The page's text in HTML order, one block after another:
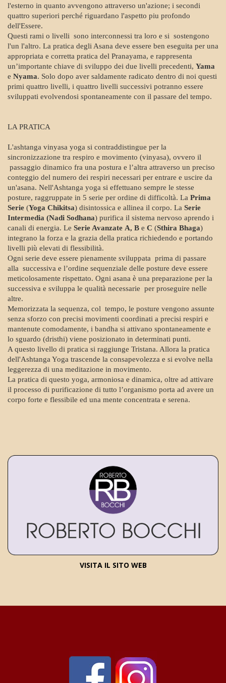
l'esterno in quanto avvengono attraverso un'azione; i secondi
quattro superiori perché riguardano l'aspetto piu profondo
dell'Essere.
Questi rami o livelli sono interconnessi tra loro e si sostengono
l'un l'altro. La pratica degli Asana deve essere ben eseguita per una
appropriata e corretta pratica del Pranayama, e rappresenta
un’importante chiave di sviluppo dei due livelli precedenti, Yama
e Nyama. Solo dopo aver saldamente radicato dentro di noi questi
primi quattro livelli, i quattro livelli successivi potranno essere
sviluppati evolvendosi spontaneamente con il passare del tempo.
LA PRATICA
L'ashtanga vinyasa yoga si contraddistingue per la
sincronizzazione tra respiro e movimento (vinyasa), ovvero il
passaggio dinamico fra una postura e l’altra attraverso un preciso
conteggio del numero dei respiri necessari per entrare e uscire da
un'asana. Nell'Ashtanga yoga si effettuano sempre le stesse
posture, raggruppate in 5 serie per ordine di difficoltà. La Prima
Serie (Yoga Chikitsa) disintossica e allinea il corpo. La Serie
Intermedia (Nadi Sodhana) purifica il sistema nervoso aprendo i
canali di energia. Le Serie Avanzate A, B e C (Sthira Bhaga)
integrano la forza e la grazia della pratica richiedendo e portando
livelli più elevati di flessibilità.
Ogni serie deve essere pienamente sviluppata prima di passare
alla successiva e l’ordine sequenziale delle posture deve essere
meticolosamente rispettato. Ogni asana è una preparazione per la
successiva e sviluppa le qualità necessarie per proseguire nelle
altre.
Memorizzata la sequenza, col tempo, le posture vengono assunte
senza sforzo con precisi movimenti coordinati a precisi respiri e
mantenute comodamente, i bandha si attivano spontaneamente e
lo sguardo (dristhi) viene posizionato in determinati punti.
A questo livello di pratica si raggiunge Tristana. Allora la pratica
dell'Ashtanga Yoga trascende la consapevolezza e si evolve nella
leggerezza di una meditazione in movimento.
La pratica di questo yoga, armoniosa e dinamica, oltre ad attivare
il processo di purificazione di tutto l’organismo porta ad avere un
corpo forte e flessibile ed una mente concentrata e serena.
VISITA IL SITO WEB